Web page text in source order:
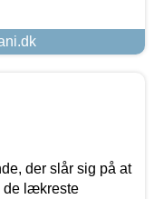
der slår sig på at
de lækreste